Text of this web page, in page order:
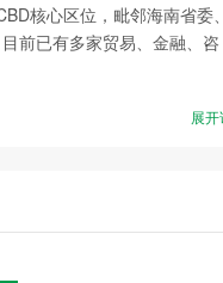
核心区位，毗邻海南省委
前已有多家贸易、金融、咨
展